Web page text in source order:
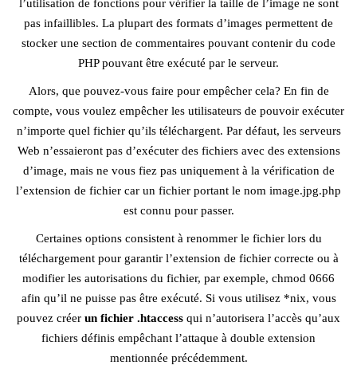
l’utilisation de fonctions pour vérifier la taille de l’image ne sont
pas infaillibles. La plupart des formats d’images permettent de
stocker une section de commentaires pouvant contenir du code
PHP pouvant être exécuté par le serveur.
Alors, que pouvez-vous faire pour empêcher cela? En fin de
compte, vous voulez empêcher les utilisateurs de pouvoir exécuter
n’importe quel fichier qu’ils téléchargent. Par défaut, les serveurs
Web n’essaieront pas d’exécuter des fichiers avec des extensions
d’image, mais ne vous fiez pas uniquement à la vérification de
l’extension de fichier car un fichier portant le nom image.jpg.php
est connu pour passer.
Certaines options consistent à renommer le fichier lors du
téléchargement pour garantir l’extension de fichier correcte ou à
modifier les autorisations du fichier, par exemple, chmod 0666
afin qu’il ne puisse pas être exécuté. Si vous utilisez *nix, vous
pouvez créer un fichier .htaccess qui n’autorisera l’accès qu’aux
fichiers définis empêchant l’attaque à double extension
mentionnée précédemment.